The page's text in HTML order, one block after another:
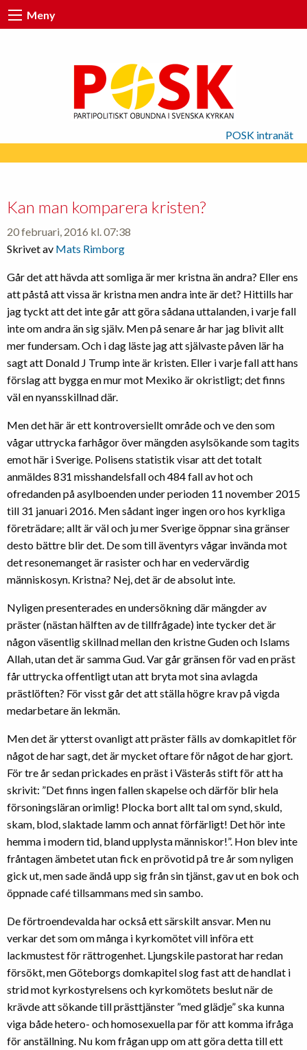
Meny
POSK intranät
Kan man komparera kristen?
20 februari, 2016 kl. 07:38
Skrivet av Mats Rimborg
Går det att hävda att somliga är mer kristna än andra? Eller ens
att påstå att vissa är kristna men andra inte är det? Hittills har
jag tyckt att det inte går att göra sådana uttalanden, i varje fall
inte om andra än sig själv. Men på senare år har jag blivit allt
mer fundersam. Och i dag läste jag att självaste påven lär ha
sagt att Donald J Trump inte är kristen. Eller i varje fall att hans
förslag att bygga en mur mot Mexiko är okristligt; det finns
väl en nyansskillnad där.
Men det här är ett kontroversiellt område och ve den som
vågar uttrycka farhågor över mängden asylsökande som tagits
emot här i Sverige. Polisens statistik visar att det totalt
anmäldes 831 misshandelsfall och 484 fall av hot och
ofredanden på asylboenden under perioden 11 november 2015
till 31 januari 2016. Men sådant inger ingen oro hos kyrkliga
företrädare; allt är väl och ju mer Sverige öppnar sina gränser
desto bättre blir det. De som till äventyrs vågar invända mot
det resonemanget är rasister och har en vedervärdig
människosyn. Kristna? Nej, det är de absolut inte.
Nyligen presenterades en undersökning där mängder av
präster (nästan hälften av de tillfrågade) inte tycker det är
någon väsentlig skillnad mellan den kristne Guden och Islams
Allah, utan det är samma Gud. Var går gränsen för vad en präst
får uttrycka offentligt utan att bryta mot sina avlagda
prästlöften? För visst går det att ställa högre krav på vigda
medarbetare än lekmän.
Men det är ytterst ovanligt att präster fälls av domkapitlet för
något de har sagt, det är mycket oftare för något de har gjort.
För tre år sedan prickades en präst i Västerås stift för att ha
skrivit: ”Det finns ingen fallen skapelse och därför blir hela
försoningsläran orimlig! Plocka bort allt tal om synd, skuld,
skam, blod, slaktade lamm och annat förfärligt! Det hör inte
hemma i modern tid, bland upplysta människor!”. Hon blev inte
fråntagen ämbetet utan fick en prövotid på tre år som nyligen
gick ut, men sade ändå upp sig från sin tjänst, gav ut en bok och
öppnade café tillsammans med sin sambo.
De förtroendevalda har också ett särskilt ansvar. Men nu
verkar det som om många i kyrkomötet vill införa ett
lackmustest för rättrogenhet. Ljungskile pastorat har redan
försökt, men Göteborgs domkapitel slog fast att de handlat i
strid mot kyrkostyrelsens och kyrkomötets beslut när de
krävde att sökande till prästtjänster ”med glädje” ska kunna
viga både hetero- och homosexuella par för att komma ifråga
för anställning. Nu kom frågan upp om att göra detta till ett